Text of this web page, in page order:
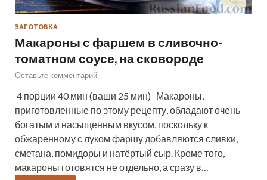
ЗАГОТОВКА
Макароны с фаршем в сливочно-
томатном соусе, на сковороде
Оставьте комментарий
4 порции 40 мин (ваши 25 мин) Макароны,
приготовленные по этому рецепту, обладают очень
богатым и насыщенным вкусом, поскольку к
обжаренному с луком фаршу добавляются сливки,
сметана, помидоры и натёртый сыр. Кроме того,
макароны готовятся не отдельно, а сразу в…